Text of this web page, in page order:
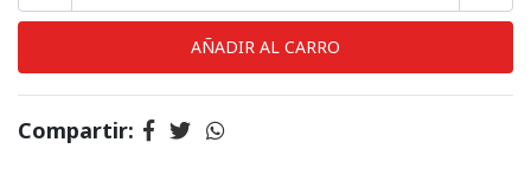
Compartir: